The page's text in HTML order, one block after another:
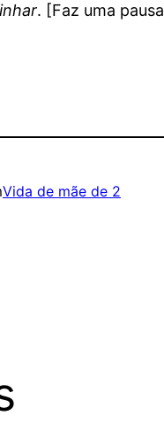
. [Faz uma
Vida de mãe de 2